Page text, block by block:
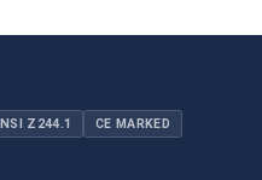
Z244.1 CE MARKED